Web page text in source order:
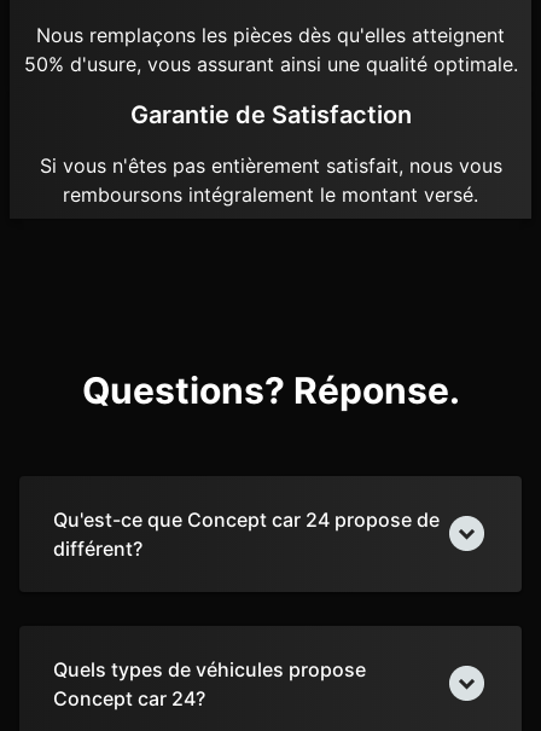
Nous remplaçons les pièces dès qu'elles atteignent
50% d'usure, vous assurant ainsi une qualité optimale.
Garantie de Satisfaction
Si vous n'êtes pas entièrement satisfait, nous vous
remboursons intégralement le montant versé.
Questions? Réponse.
Qu'est-ce que Concept car 24 propose de
différent?
Quels types de véhicules propose
Concept car 24?